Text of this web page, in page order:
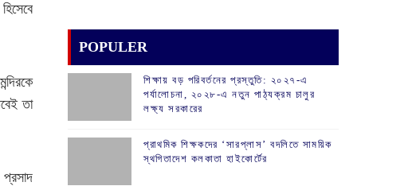
তা
POPULER
শিক্ষায় বড় পরিবর্তনের প্রস্তুতি: ২০২৭-এ
পর্যালোচনা, ২০২৮-এ নতুন পাঠ্যক্রম চালুর
লক্ষ্য সরকারের
প্রাথমিক শিক্ষকদের ‘সারপ্লাস’ বদলিতে সাময়িক
স্থগিতাদেশ কলকাতা হাইকোর্টের